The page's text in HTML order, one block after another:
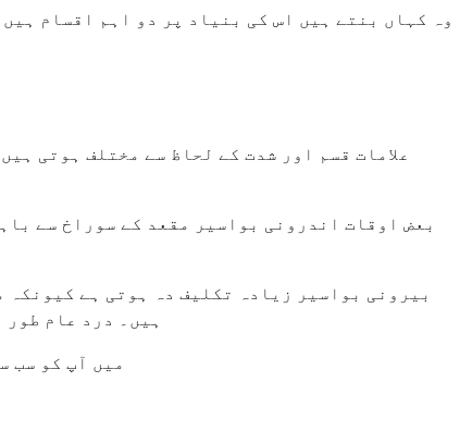
وہ کہاں بنتے ہیں اس کی بنیاد پر دو اہم اقسام
علامات قسم اور شدت کے لحاظ سے مختلف ہوتی
بعض اوقات اندرونی بواسیر مقعد کے سوراخ سے
بیرونی بواسیر زیادہ تکلیف دہ ہوتی ہے
ہیں۔ درد عام
میں آپ کو سب